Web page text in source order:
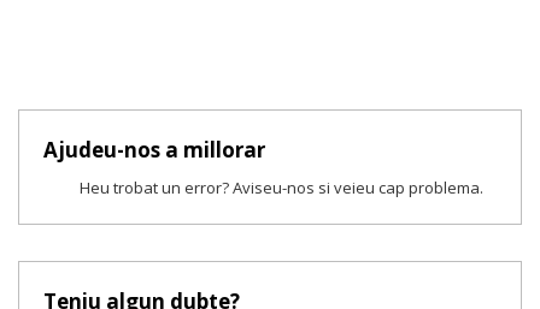
Ajudeu-nos a millorar
Heu trobat un error? Aviseu-nos si veieu cap problema.
Teniu algun dubte?